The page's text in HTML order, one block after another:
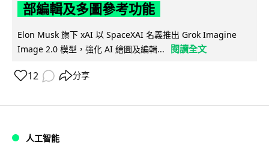
部編輯及多圖參考功能
Elon Musk 旗下 xAI 以 SpaceXAI 名義推出 Grok Imagine
Image 2.0 模型，強化 AI 繪圖及編輯...
閱讀全文
12 分享
人工智能